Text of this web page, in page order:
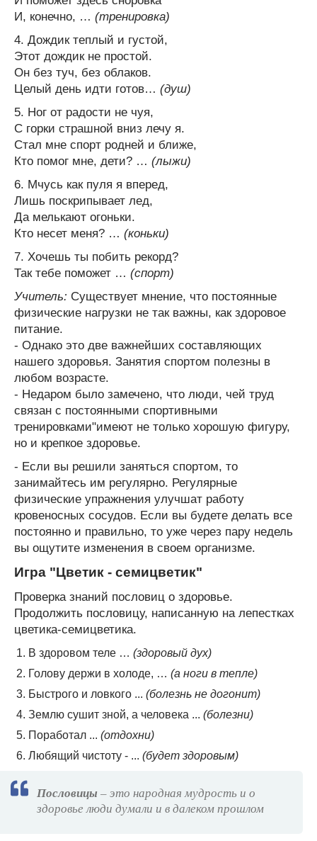
И, конечно, … (тренировка)
4. Дождик теплый и густой,
Этот дождик не простой.
Он без туч, без облаков.
Целый день идти готов… (душ)
5. Ног от радости не чуя,
С горки страшной вниз лечу я.
Стал мне спорт родней и ближе,
Кто помог мне, дети? … (лыжи)
6. Мчусь как пуля я вперед,
Лишь поскрипывает лед,
Да мелькают огоньки.
Кто несет меня? … (коньки)
7. Хочешь ты побить рекорд?
Так тебе поможет … (спорт)
Учитель: Существует мнение, что постоянные
физические нагрузки не так важны, как здоровое
питание.
- Однако это две важнейших составляющих
нашего здоровья. Занятия спортом полезны в
любом возрасте.
- Недаром было замечено, что люди, чей труд
связан с постоянными спортивными
тренировками"имеют не только хорошую фигуру,
но и крепкое здоровье.
- Если вы решили заняться спортом, то
занимайтесь им регулярно. Регулярные
физические упражнения улучшат работу
кровеносных сосудов. Если вы будете делать все
постоянно и правильно, то уже через пару недель
вы ощутите изменения в своем организме.
Игра "Цветик - семицветик"
Проверка знаний пословиц о здоровье.
Продолжить пословицу, написанную на лепестках
цветика-семицветика.
В здоровом теле … (здоровый дух)
Голову держи в холоде, … (а ноги в тепле)
Быстрого и ловкого ... (болезнь не догонит)
Землю сушит зной, а человека ... (болезни)
Поработал ... (отдохни)
Любящий чистоту - ... (будет здоровым)
Пословицы– это народная мудрость и о
здоровье люди думали и в далеком прошлом